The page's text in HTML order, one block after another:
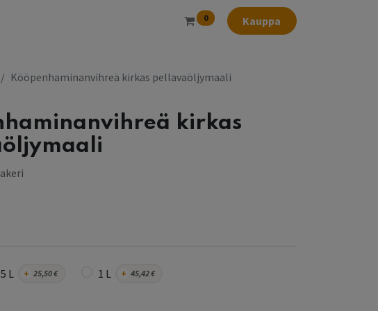
0 Kauppa
Kööpenhaminanvihreä kirkas pellavaöljymaali
kirkas
L + 25,50€ 1 L + 45,42€